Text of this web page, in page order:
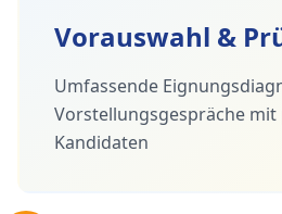
Vorauswahl &
Umfassende
Vorstellungsgespräche mit
Kandidaten